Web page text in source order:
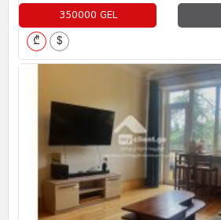
350000 GEL
₾ $